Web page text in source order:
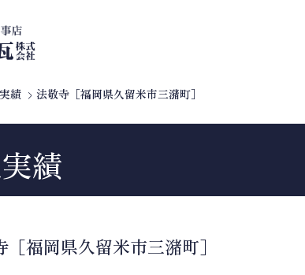
績 法敬寺［福岡県久留米市三潴町］
績
［福岡県久留米市三潴町］